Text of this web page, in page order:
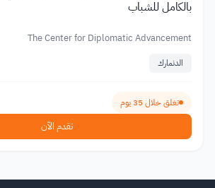
بالكامل للشباب
The Center for Diplomatic Advancement
الدنمارك
تغلق خلال 35 يوم
تقدم الآن